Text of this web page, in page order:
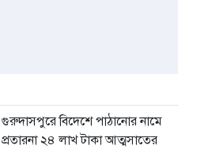
গুরুদাসপুরে বিদেশে পাঠানোর নামে
প্রতারনা ২৪ লাখ টাকা আত্মসাতের